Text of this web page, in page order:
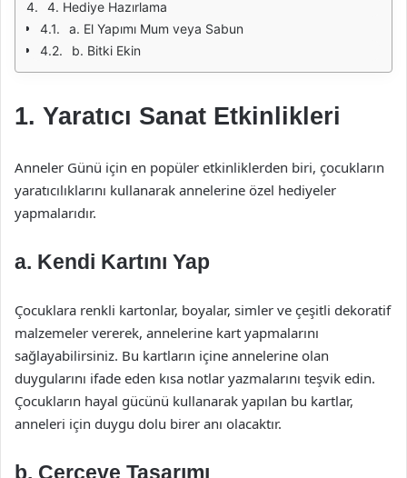
4. Hediye Hazırlama
a. El Yapımı Mum veya Sabun
b. Bitki Ekin
1. Yaratıcı Sanat Etkinlikleri
Anneler Günü için en popüler etkinliklerden biri, çocukların
yaratıcılıklarını kullanarak annelerine özel hediyeler
yapmalarıdır.
a. Kendi Kartını Yap
Çocuklara renkli kartonlar, boyalar, simler ve çeşitli dekoratif
malzemeler vererek, annelerine kart yapmalarını
sağlayabilirsiniz. Bu kartların içine annelerine olan
duygularını ifade eden kısa notlar yazmalarını teşvik edin.
Çocukların hayal gücünü kullanarak yapılan bu kartlar,
anneleri için duygu dolu birer anı olacaktır.
b. Çerçeve Tasarımı